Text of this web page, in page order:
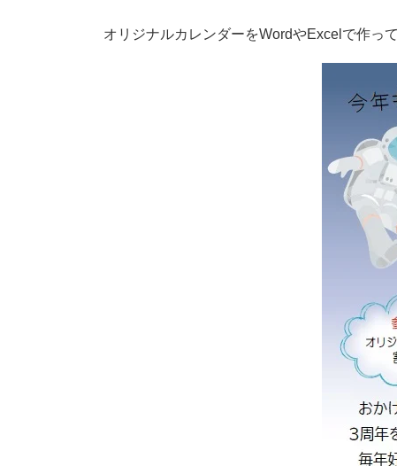
オリジナルカレンダーをWordやExcelで作っ